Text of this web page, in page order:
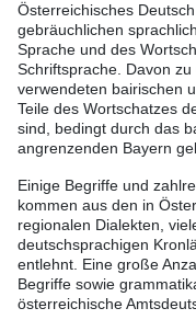
Österreichisches
gebräuchlichen
Sprache und des
Schriftsprache. Davon
verwendeten bairischen
Teile des Wortschatzes
sind, bedingt durch das
angrenzenden Bayern
Einige Begriffe und
kommen aus den in
regionalen Dialekten,
deutschsprachigen
entlehnt. Eine große
Begriffe sowie
österreichische